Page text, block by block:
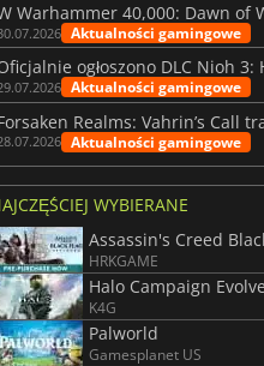
Aktualności gamingowe
ogłoszono DLC Nioh 3:
Aktualności gamingowe
Aktualności gamingowe
WYBIERANE
HRKGAME
Halo Campaign
K4G
Palworld
Gamesplanet US